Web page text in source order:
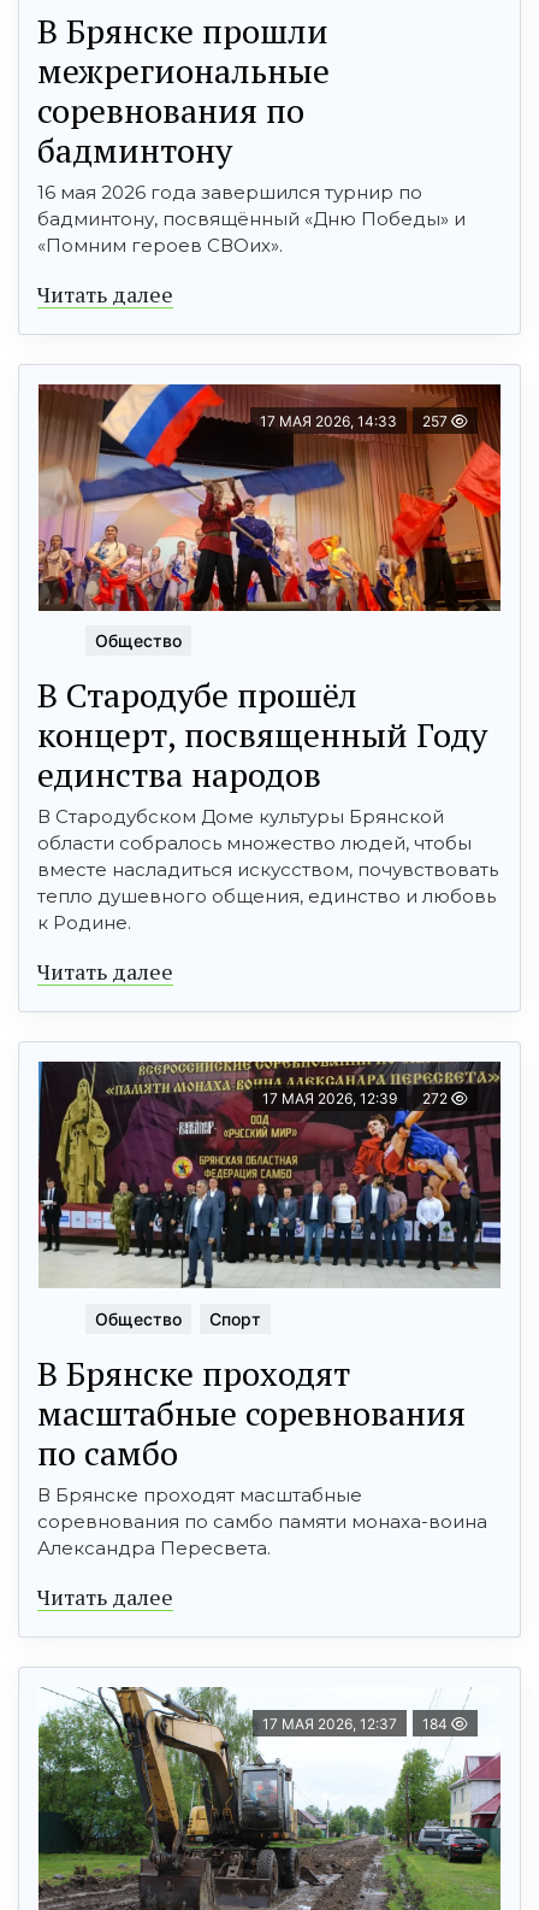
В Брянске прошли
межрегиональные
соревнования по
бадминтону
16 мая 2026 года завершился турнир по
бадминтону, посвящённый «Дню Победы» и
«Помним героев СВОих».
Читать далее
17 МАЯ 2026, 14:33 257
Общество
В Стародубе прошёл
концерт, посвященный Году
единства народов
В Стародубском Доме культуры Брянской
области собралось множество людей, чтобы
вместе насладиться искусством, почувствовать
тепло душевного общения, единство и любовь
к Родине.
Читать далее
17 МАЯ 2026, 12:39 272
Общество Спорт
В Брянске проходят
масштабные соревнования
по самбо
В Брянске проходят масштабные
соревнования по самбо памяти монаха-воина
Александра Пересвета.
Читать далее
17 МАЯ 2026, 12:37 184